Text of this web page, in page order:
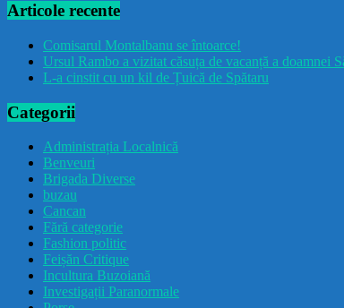
Articole recente
Comisarul Montalbanu se întoarce!
Ursul Rambo a vizitat căsuța de vacanță a doamnei
L-a cinstit cu un kil de Țuică de Spătaru
Categorii
Administrația Localnică
Benveuri
Brigada Diverse
buzau
Cancan
Fără categorie
Fashion politic
Feișăn Critique
Incultura Buzoiană
Investigații Paranormale